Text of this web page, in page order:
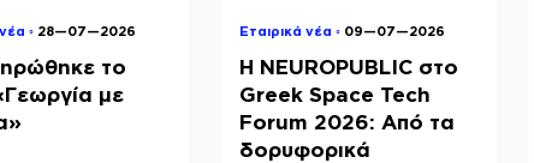
◦ 28—07—2026
το
με
Εταιρικά νέα ◦ 09—07—2026
Η NEUROPUBLIC στο
Greek Space Tech
Forum 2026: Από τα
δορυφορικά